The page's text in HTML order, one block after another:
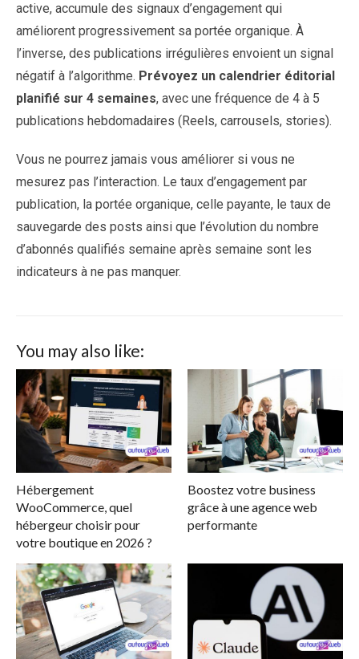
active, accumule des signaux d’engagement qui
améliorent progressivement sa portée organique. À
l’inverse, des publications irrégulières envoient un signal
négatif à l’algorithme. Prévoyez un calendrier éditorial
planifié sur 4 semaines, avec une fréquence de 4 à 5
publications hebdomadaires (Reels, carrousels, stories).
Vous ne pourrez jamais vous améliorer si vous ne
mesurez pas l’interaction. Le taux d’engagement par
publication, la portée organique, celle payante, le taux de
sauvegarde des posts ainsi que l’évolution du nombre
d’abonnés qualifiés semaine après semaine sont les
indicateurs à ne pas manquer.
You may also like:
Hébergement
WooCommerce, quel
hébergeur choisir pour
votre boutique en 2026 ?
Boostez votre business
grâce à une agence web
performante